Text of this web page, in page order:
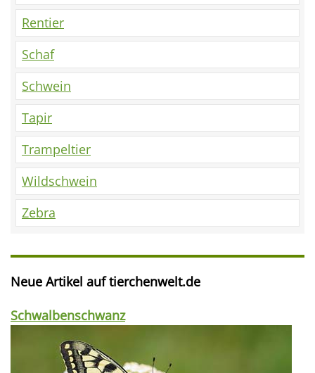
Rentier
Schaf
Schwein
Tapir
Trampeltier
Wildschwein
Zebra
Neue Artikel auf tierchenwelt.de
Schwalbenschwanz